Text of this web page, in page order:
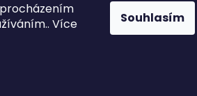
Více
Souhlasím